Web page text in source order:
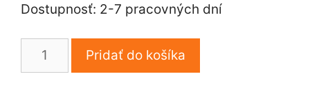
Dostupnosť: 2-7 pracovných dní
množstvo
Pridať do košíka